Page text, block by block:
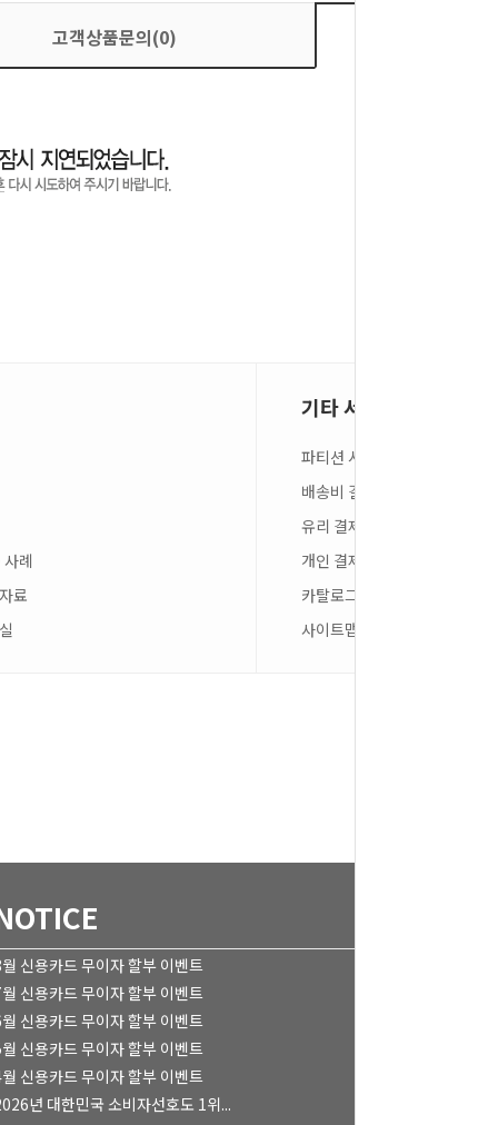
고객상품문의(0)
례
료
기타 서비스
파티션 시뮬레이션
배송비 결제
유리 결제
개인 결제
카탈로그 신청
사이트맵
신용카드 무이자 할부 이벤트
신용카드 무이자 할부 이벤트
신용카드 무이자 할부 이벤트
신용카드 무이자 할부 이벤트
신용카드 무이자 할부 이벤트
년 대한민국 소비자선호도 1위...